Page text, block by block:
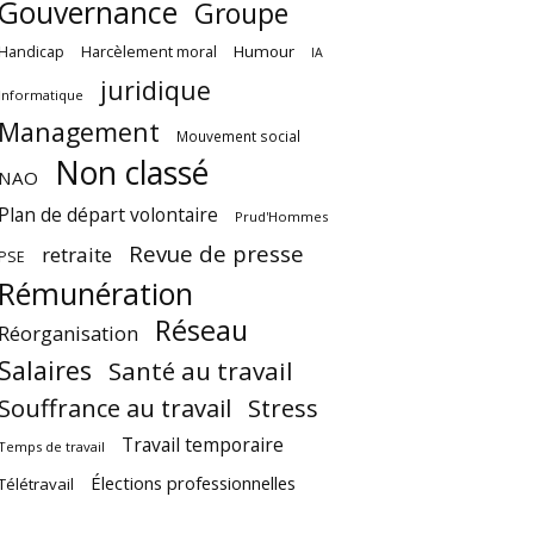
Gouvernance Groupe
Harcèlement moral Humour IA
Informatique
juridique
Management
Mouvement social
NAO Non classé
Plan de départ volontaire Prud'Hommes
retraite Revue de presse
Rémunération
Réorganisation Réseau
Salaires Santé au travail
Souffrance au travail Stress
de travail Travail temporaire
Élections professionnelles